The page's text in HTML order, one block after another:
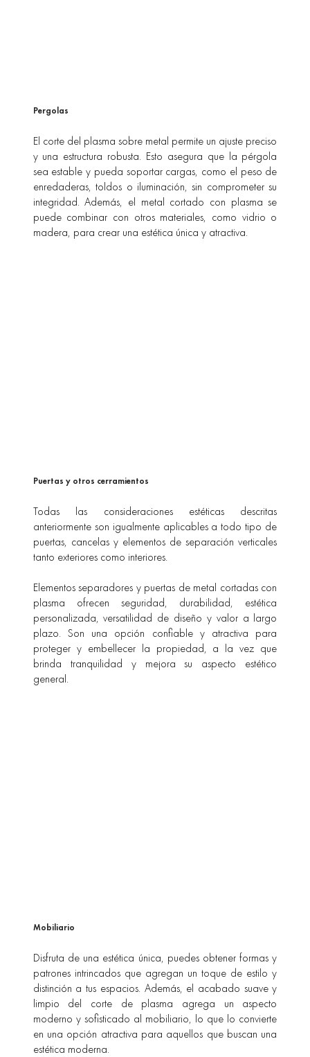
Todas las consideraciones estéticas descritas
anteriormente son igualmente aplicables a todo tipo de
puertas, cancelas y elementos de separación verticales
tanto exteriores como interiores.
Elementos separadores y puertas de metal cortadas con
plasma ofrecen seguridad, durabilidad, estética
personalizada, versatilidad de diseño y valor a largo
plazo. Son una opción confiable y atractiva para
proteger y embellecer la propiedad, a la vez que
brinda tranquilidad y mejora su aspecto estético
general.
Puertas y otros cerramientos
El corte del plasma sobre metal permite un ajuste preciso
y una estructura robusta. Esto asegura que la pérgola
sea estable y pueda soportar cargas, como el peso de
enredaderas, toldos o iluminación, sin comprometer su
integridad. Además, el metal cortado con plasma se
puede combinar con otros materiales, como vidrio o
madera, para crear una estética única y atractiva.
Pergolas
Disfruta de una estética única, puedes obtener formas y
patrones intrincados que agregan un toque de estilo y
distinción a tus espacios. Además, el acabado suave y
limpio del corte de plasma agrega un aspecto
moderno y sofisticado al mobiliario, lo que lo convierte
en una opción atractiva para aquellos que buscan una
estética moderna.
Mobiliario